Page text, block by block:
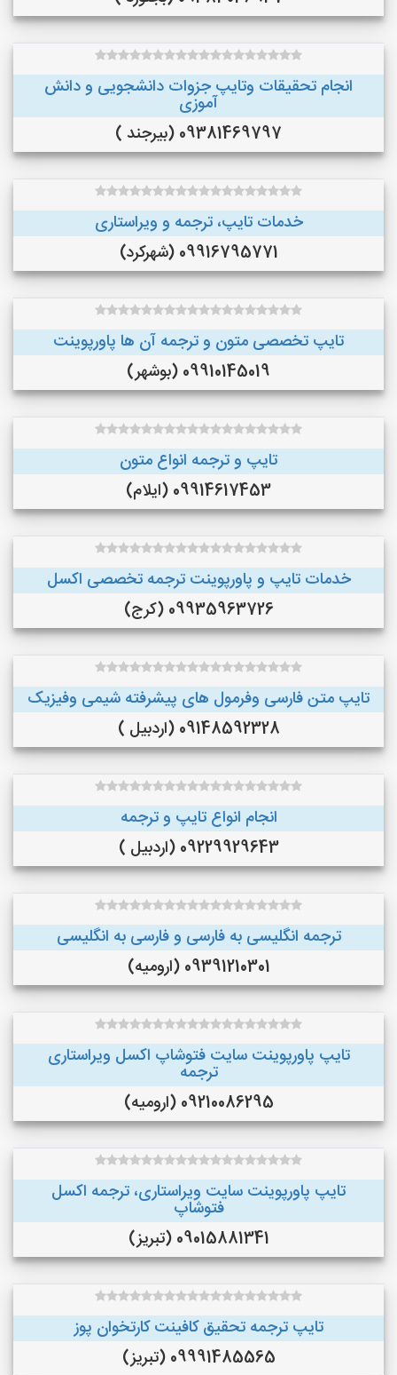
انجام تحقیقات وتایپ جزوات دانشجویی و دانش
آموزی
09381469797 (بیرجند )
خدمات تایپ، ترجمه و ویراستاری
09916795771 (شهرکرد)
تایپ تخصصی متون و ترجمه آن ها پاورپوینت
09910145019 (بوشهر)
تایپ و ترجمه انواع متون
09914617453 (ایلام)
خدمات تایپ و پاورپوینت ترجمه تخصصی اکسل
09935963726 (کرج)
تایپ متن فارسی وفرمول های پیشرفته شیمی وفیزیک
09148592328 (اردبیل )
انجام انواع تایپ و ترجمه
09229929643 (اردبیل )
ترجمه انگلیسی به فارسی و فارسی به انگلیسی
09391210301 (ارومیه)
تایپ پاورپوینت سایت فتوشاپ اکسل ویراستاری
ترجمه
09210086295 (ارومیه)
تایپ پاورپوینت سایت ویراستاری، ترجمه اکسل
فتوشاپ
09015881341 (تبریز)
تایپ ترجمه تحقیق کافینت کارتخوان پوز
09991485565 (تبریز)